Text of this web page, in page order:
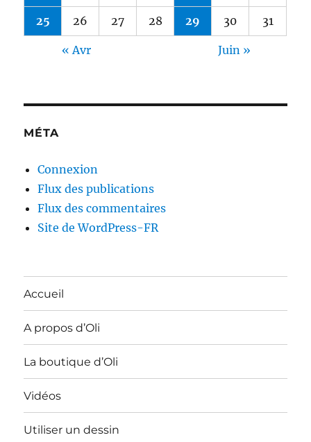
25 26 27 28 29 30 31
« Avr Juin »
MÉTA
Connexion
Flux des publications
Flux des commentaires
Site de WordPress-FR
Accueil
A propos d’Oli
La boutique d’Oli
Vidéos
Utiliser un dessin